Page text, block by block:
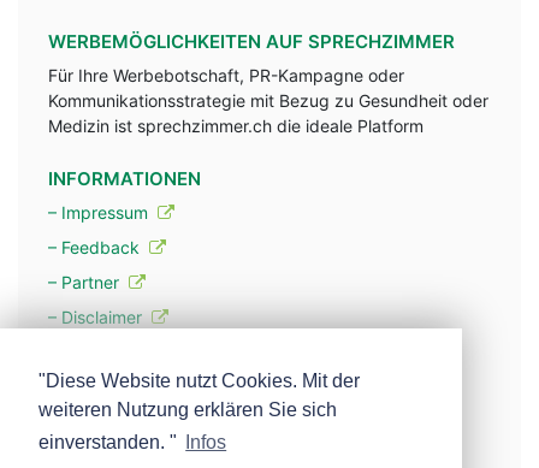
WERBEMÖGLICHKEITEN AUF SPRECHZIMMER
Für Ihre Werbebotschaft, PR-Kampagne oder
Kommunikationsstrategie mit Bezug zu Gesundheit oder
Medizin ist sprechzimmer.ch die ideale Platform
INFORMATIONEN
– Impressum
– Feedback
– Partner
– Disclaimer
– Werbung
– Mehr über unsere Experten
"Diese Website nutzt Cookies. Mit der
weiteren Nutzung erklären Sie sich
einverstanden. "
Infos